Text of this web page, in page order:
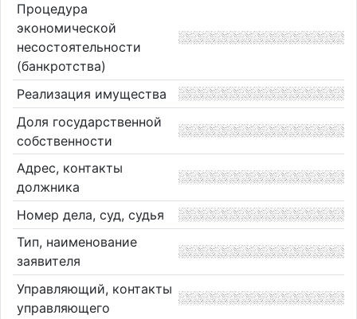
Процедура
экономической
несостоятельности
(банкротства)
Реализация имущества
Доля государственной
собственности
Адрес, контакты
должника
Номер дела, суд, судья
Тип, наименование
заявителя
Управляющий, контакты
управляющего